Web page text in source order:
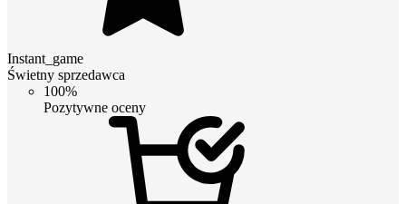
Instant_game
Świetny sprzedawca
100%
Pozytywne oceny